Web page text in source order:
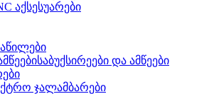
აქსესუარები
საბუქსირეები და ამწეები
ჯალამბარები